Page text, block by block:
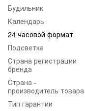
Будильник
Календарь
24 часовой формат
Подсветка
Страна регистрации
бренда
Страна -
производитель товара
Тип гарантии